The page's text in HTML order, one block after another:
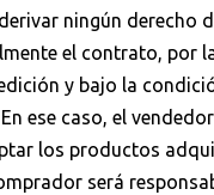
ningún derecho
el contrato, por
y bajo la
ese caso, el
los productos
será